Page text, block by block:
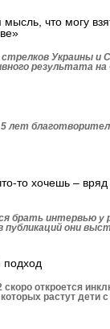
что могу
Украины и
результата
5 лет
то хочешь –
брать интервью у
публикаций они
откроется
растут дети